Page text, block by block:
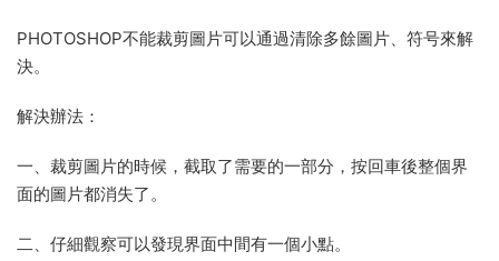
PHOTOSHOP不能裁剪圖片可以通過清除多餘圖片、符号來解
決。
解決辦法：
一、裁剪圖片的時候，截取了需要的一部分，按回車後整個界
面的圖片都消失了。
二、仔細觀察可以發現界面中間有一個小點。